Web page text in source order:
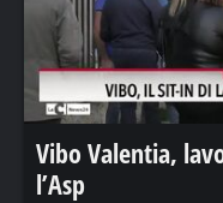
Vibo Valentia,
l’Asp